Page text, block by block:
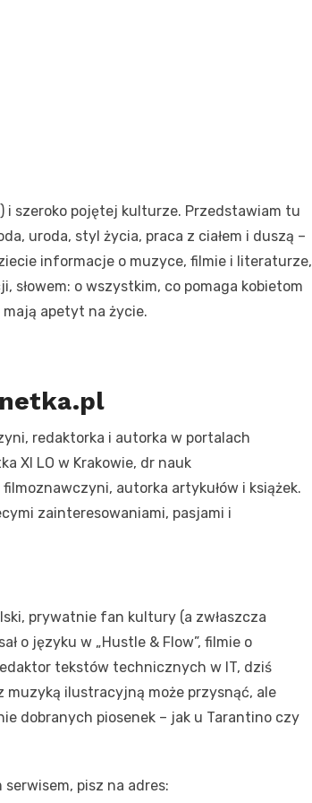
i szeroko pojętej kulturze. Przedstawiam tu
uroda, styl życia, praca z ciałem i duszą –
informacje o muzyce, filmie i literaturze,
słowem: o wszystkim, co pomaga kobietom
apetyt na życie.
redaktorka i autorka w portalach
XI LO w Krakowie, dr nauk
autorka artykułów i książek.
zainteresowaniami, pasjami i
prywatnie fan kultury (a zwłaszcza
o języku w „Hustle & Flow”, filmie o
tekstów technicznych w IT, dziś
muzyką ilustracyjną może przysnąć, ale
dobranych piosenek – jak u Tarantino czy
pisz na adres: